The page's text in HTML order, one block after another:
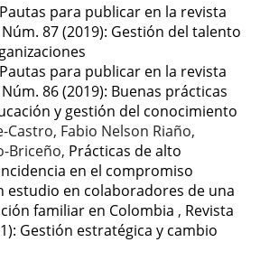
Pautas para publicar en la revista
Núm. 87 (2019): Gestión del talento
Pautas para publicar en la revista
86 (2019): Buenas prácticas
y gestión del conocimiento
Castro, Fabio Nelson Riaño,
Briceño, Prácticas de alto
en el compromiso
estudio en colaboradores de una
familiar en Colombia , Revista
Gestión estratégica y cambio